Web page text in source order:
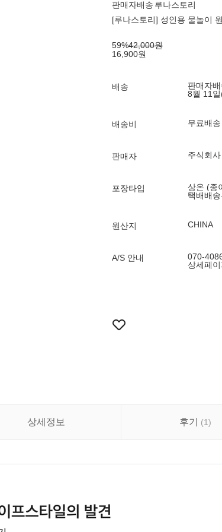
판매자배송 루나스토리
[루나스토리] 성인용 물놀이
59%42,000원
16,900원
배송
판매자배
8월 11
배송비 무료배송
판매자 주식회
포장타입
상온 (종
택배배
원산지 CHINA
A/S 안내
070-
상세페
상세정보 후기 (1)